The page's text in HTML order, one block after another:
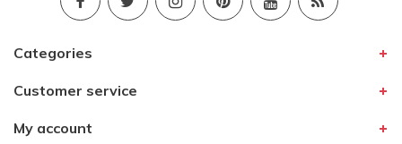
Categories
Customer service
My account